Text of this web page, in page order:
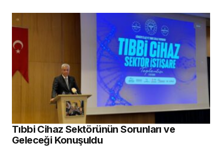
Tıbbi Cihaz Sektörünün Sorunları ve
Geleceği Konuşuldu